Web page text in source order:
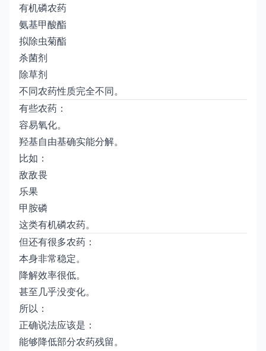
有机磷农药
氨基甲酸酯
拟除虫菊酯
杀菌剂
除草剂
不同农药性质完全不同。
有些农药：
容易氧化。
羟基自由基确实能分解。
比如：
敌敌畏
乐果
甲胺磷
这类有机磷农药。
但还有很多农药：
本身非常稳定。
降解效率很低。
甚至几乎没变化。
所以：
正确说法应该是：
能够降低部分农药残留。